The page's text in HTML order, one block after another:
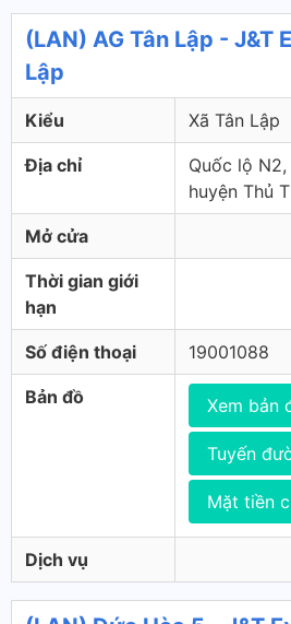
(LAN) AG Tân Lập - J&T
Lập
Kiểu Xã Tân Lập
Địa chỉ
Quốc lộ
huyện Thủ
Mở cửa
Thời gian giới
hạn
Số điện thoại 19001088
Bản đồ Xem bản
Tuyến
Mặt tiền
Dịch vụ